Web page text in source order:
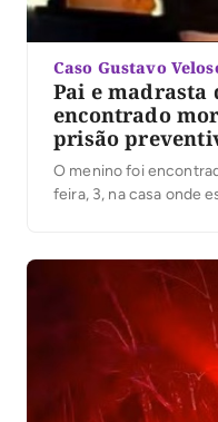
Caso Gustavo
Pai e madrasta
encontrado
prisão
O menino foi
feira, 3, na casa onde